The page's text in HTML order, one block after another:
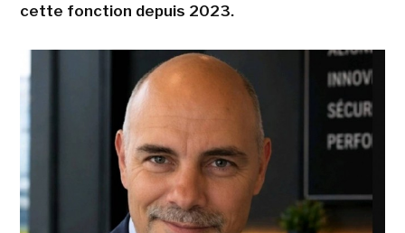
cette fonction depuis 2023.